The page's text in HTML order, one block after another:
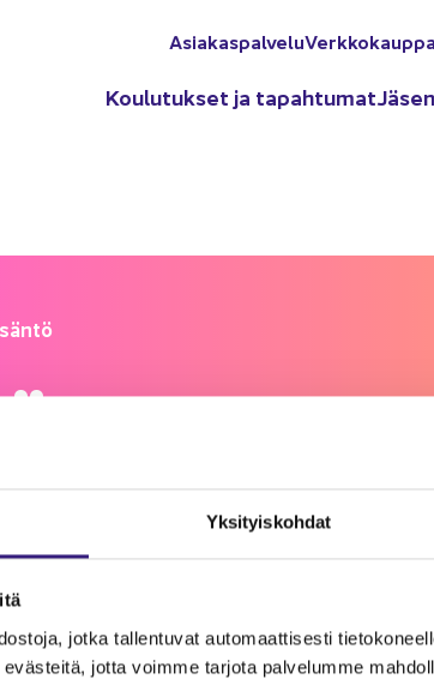
Yk­si­tyis­koh­dat
jotka tal­len­tu­vat au­to­maat­ti­ses­ti
jotta voim­me tar­jo­ta pal­ve­lum­me
Asia­kas­pal­ve­luVerk­ko­kaup­pa
Kou­lu­tuk­set ja ta­pah­tu­mat
on apua.